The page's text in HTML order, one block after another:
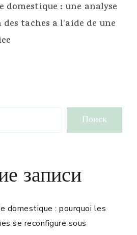
domestique : une analyse
taches a l'aide de une
Поиск
записи
domestique : pourquoi les
se reconfigure sous